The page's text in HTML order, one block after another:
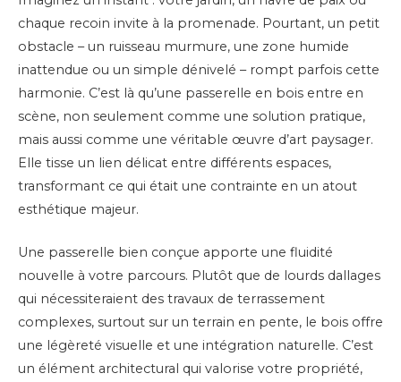
chaque recoin invite à la promenade. Pourtant, un petit
obstacle – un ruisseau murmure, une zone humide
inattendue ou un simple dénivelé – rompt parfois cette
harmonie. C’est là qu’une passerelle en bois entre en
scène, non seulement comme une solution pratique,
mais aussi comme une véritable œuvre d’art paysager.
Elle tisse un lien délicat entre différents espaces,
transformant ce qui était une contrainte en un atout
esthétique majeur.
Une passerelle bien conçue apporte une fluidité
nouvelle à votre parcours. Plutôt que de lourds dallages
qui nécessiteraient des travaux de terrassement
complexes, surtout sur un terrain en pente, le bois offre
une légèreté visuelle et une intégration naturelle. C’est
un élément architectural qui valorise votre propriété,